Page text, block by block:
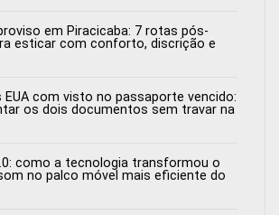
em Piracicaba: 7 rotas pós-
esticar com conforto, discrição e
EUA com visto no passaporte vencido:
os dois documentos sem travar na
como a tecnologia transformou o
no palco móvel mais eficiente do